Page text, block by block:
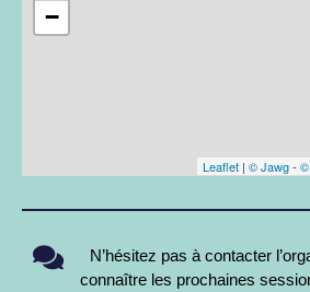
−
Leaflet | © Jawg- ©
N’hésitez pas à contacter
connaître les prochaines